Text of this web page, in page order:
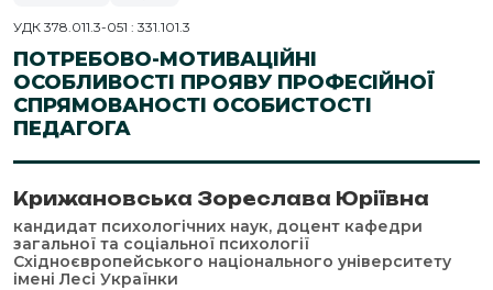
УДК 378.011.3-051 : 331.101.3
ПОТРЕБОВО-МОТИВАЦІЙНІ
ОСОБЛИВОСТІ ПРОЯВУ ПРОФЕСІЙНОЇ
СПРЯМОВАНОСТІ ОСОБИСТОСТІ
ПЕДАГОГА
Крижановська Зореслава Юріївна
кандидат психологічних наук, доцент кафедри
загальної та соціальної психології
Східноєвропейського національного університету
імені Лесі Українки